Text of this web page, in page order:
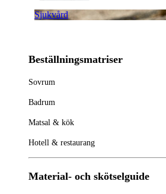
Sjukvård
Beställningsmatriser
Sovrum
Badrum
Matsal & kök
Hotell & restaurang
Material- och skötselguide